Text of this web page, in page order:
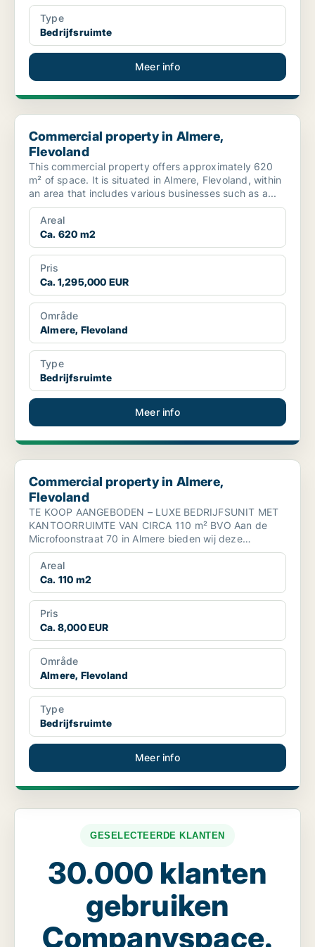
Type
Bedrijfsruimte
Meer info
Commercial property in Almere, Flevoland
Commercial property in Almere,
Flevoland
This commercial property offers approximately 620
m² of space. It is situated in Almere, Flevoland, within
an area that includes various businesses such as a...
Areal
Ca. 620 m2
Pris
Ca. 1,295,000 EUR
Område
Almere, Flevoland
Type
Bedrijfsruimte
Meer info
Commercial property in Almere, Flevoland
Commercial property in Almere,
Flevoland
TE KOOP AANGEBODEN – LUXE BEDRIJFSUNIT MET
KANTOORRUIMTE VAN CIRCA 110 m² BVO Aan de
Microfoonstraat 70 in Almere bieden wij deze
moderne en instapklare b...
Areal
Ca. 110 m2
Pris
Ca. 8,000 EUR
Område
Almere, Flevoland
Type
Bedrijfsruimte
Meer info
GESELECTEERDE KLANTEN
30.000 klanten
gebruiken
Companyspace.